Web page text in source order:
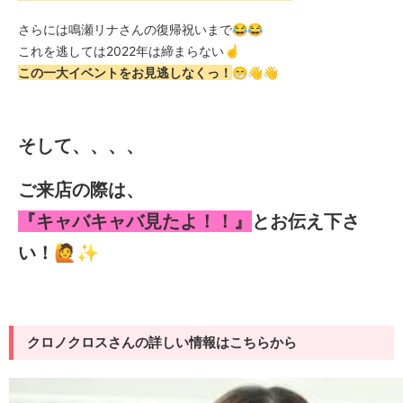
さらには鳴瀬リナさんの復帰祝いまで😂😂
これを逃しては2022年は締まらない☝️
この一大イベントをお見逃しなくっ！ 😁👋👋
そして、、、、
ご来店の際は、
『キャバキャバ見たよ！！』 とお伝え下さ
い！🙋✨
クロノクロスさんの詳しい情報はこちらから